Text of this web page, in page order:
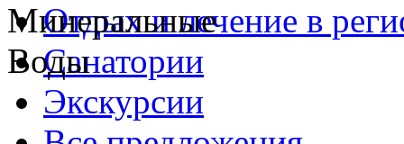
Отдых и лечение в
Санатории
Экскурсии